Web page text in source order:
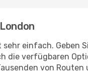
einfach.
die verfügbaren
von Routen